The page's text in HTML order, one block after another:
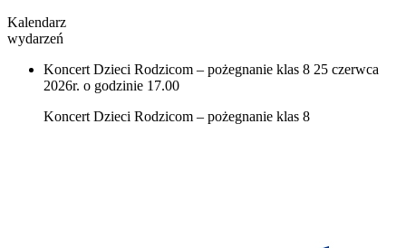
Kalendarz
wydarzeń
Koncert Dzieci Rodzicom – pożegnanie klas 8 25 czerwca
2026r. o godzinie 17.00
Koncert Dzieci Rodzicom – pożegnanie klas 8